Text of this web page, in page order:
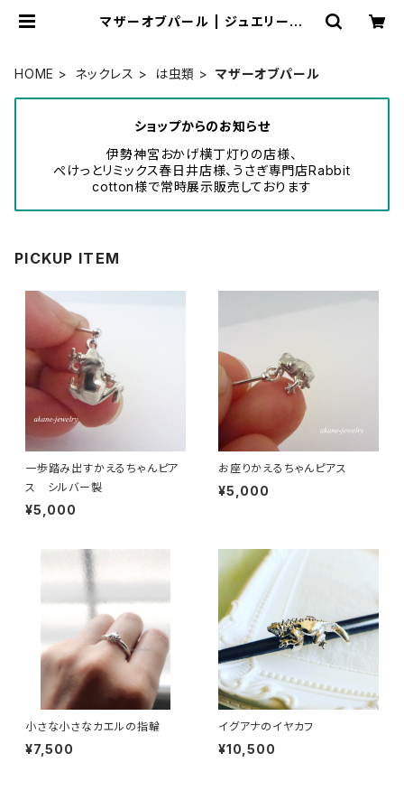
マザーオブパール | ジュエリー工
HOME ネックレス は虫類 マザーオブパール
ショップからのお知らせ
伊勢神宮おかげ横丁灯りの店様、
ぺけっとリミックス春日井店様、うさぎ専門店Rabbit
cotton様で常時展示販売しております
PICKUP ITEM
一歩踏み出すかえるちゃんピア
ス シルバー製
¥5,000
お座りかえるちゃんピアス
¥5,000
小さな小さなカエルの指輪
¥7,500
イグアナのイヤカフ
¥10,500